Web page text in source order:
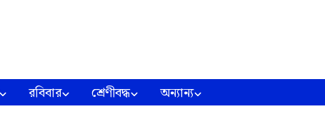
রবিবার শ্রেণীবদ্ধ অন্যান্য